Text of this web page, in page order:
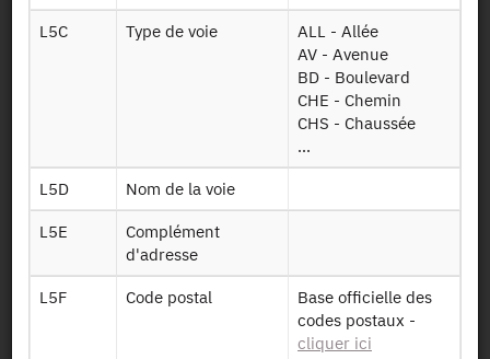
ADIL 71 : Agence départementale
d'information sur le logement de
Saône-et-Loire - 2020
Autorisation :Producteur
13/10/2021
L5C Type de voie
ALL - Allée
AV - Avenue
BD - Boulevard
CHE - Chemin
CHS - Chaussée
...
L5D Nom de la voie
L5E
Complément
d'adresse
L5F Code postal
Base officielle des
codes postaux -
cliquer ici